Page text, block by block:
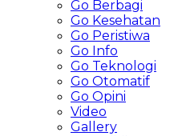
Go Berbagi
Go Kesehatan
Go Peristiwa
Go Info
Go Teknologi
Go Otomatif
Go Opini
Video
Gallery